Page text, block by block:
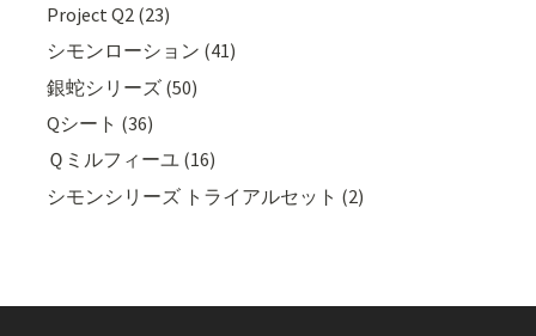
Project Q2 (23)
シモンローション (41)
銀蛇シリーズ (50)
Qシート (36)
Ｑミルフィーユ (16)
シモンシリーズ トライアルセット (2)